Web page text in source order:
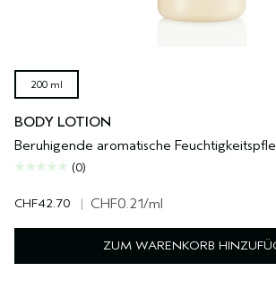
200 ml
BODY LOTION
Beruhigende aromatische
(0)
CHF42.70 | CHF0.21/ml
ZUM WARENKORB